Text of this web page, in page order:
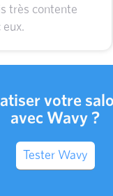
très contente
votre
avec Wavy ?
Tester Wavy